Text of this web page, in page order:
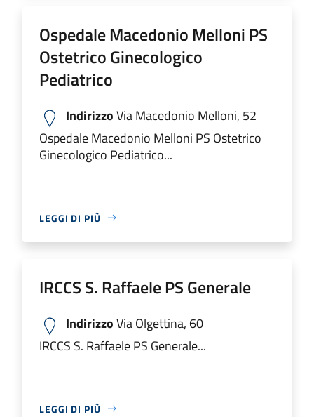
Ospedale Macedonio Melloni PS
Ostetrico Ginecologico
Pediatrico
IndirizzoVia Macedonio Melloni, 52
Ospedale Macedonio Melloni PS Ostetrico
Ginecologico Pediatrico...
LEGGI DI PIÙ
IRCCS S. Raffaele PS Generale
IndirizzoVia Olgettina, 60
IRCCS S. Raffaele PS Generale...
LEGGI DI PIÙ